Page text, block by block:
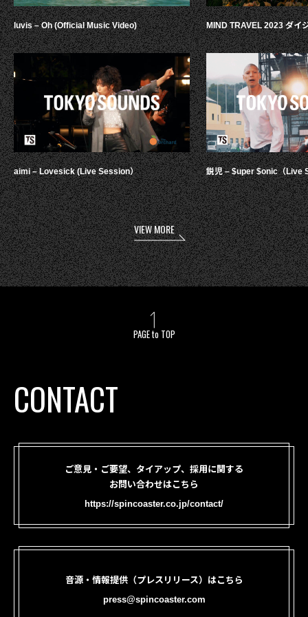
luvis – Oh (Official Music Video)
aimi – Lovesick (Live Session）
MIND TRAVEL 2023 ダイ
鋭児 – $uper $onic（Live
VIEW MORE
PAGE to TOP
CONTACT
ご意見・ご要望、タイアップ、採用に関する
お問い合わせはこちら
https://spincoaster.co.jp/contact/
音源・情報提供（プレスリリース）はこちら
press@spincoaster.com